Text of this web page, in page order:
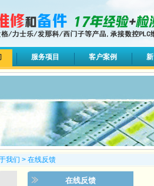
服务项目 客户案例
我们 > 在线反馈
在线反馈